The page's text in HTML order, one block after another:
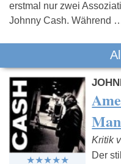
erstmal nur zwei
Johnny Cash. Während
Man
Kritik
Der